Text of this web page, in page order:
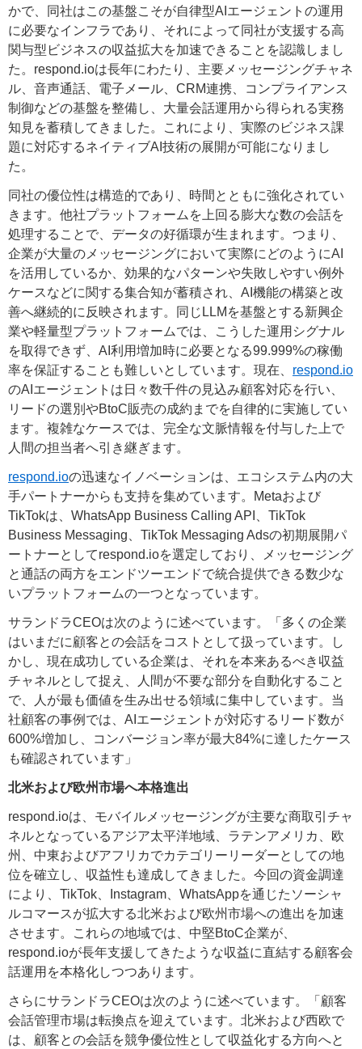
かで、同社はこの基盤こそが自律型AIエージェントの運用
に必要なインフラであり、それによって同社が支援する高
関与型ビジネスの収益拡大を加速できることを認識しまし
た。respond.ioは長年にわたり、主要メッセージングチャネ
ル、音声通話、電子メール、CRM連携、コンプライアンス
制御などの基盤を整備し、大量会話運用から得られる実務
知見を蓄積してきました。これにより、実際のビジネス課
題に対応するネイティブAI技術の展開が可能になりまし
た。
同社の優位性は構造的であり、時間とともに強化されてい
きます。他社プラットフォームを上回る膨大な数の会話を
処理することで、データの好循環が生まれます。つまり、
企業が大量のメッセージングにおいて実際にどのようにAI
を活用しているか、効果的なパターンや失敗しやすい例外
ケースなどに関する集合知が蓄積され、AI機能の構築と改
善へ継続的に反映されます。同じLLMを基盤とする新興企
業や軽量型プラットフォームでは、こうした運用シグナル
を取得できず、AI利用増加時に必要となる99.999%の稼働
率を保証することも難しいとしています。現在、 respond.io
のAIエージェントは日々数千件の見込み顧客対応を行い、
リードの選別やBtoC販売の成約までを自律的に実施してい
ます。複雑なケースでは、完全な文脈情報を付与した上で
人間の担当者へ引き継ぎます。
respond.ioの迅速なイノベーションは、エコシステム内の大
手パートナーからも支持を集めています。Metaおよび
TikTokは、WhatsApp Business Calling API、TikTok
Business Messaging、TikTok Messaging Adsの初期展開パ
ートナーとしてrespond.ioを選定しており、メッセージング
と通話の両方をエンドツーエンドで統合提供できる数少な
いプラットフォームの一つとなっています。
サランドラCEOは次のように述べています。「多くの企業
はいまだに顧客との会話をコストとして扱っています。し
かし、現在成功している企業は、それを本来あるべき収益
チャネルとして捉え、人間が不要な部分を自動化すること
で、人が最も価値を生み出せる領域に集中しています。当
社顧客の事例では、AIエージェントが対応するリード数が
600%増加し、コンバージョン率が最大84%に達したケース
も確認されています」
北米および欧州市場へ本格進出
respond.ioは、モバイルメッセージングが主要な商取引チャ
ネルとなっているアジア太平洋地域、ラテンアメリカ、欧
州、中東およびアフリカでカテゴリーリーダーとしての地
位を確立し、収益性も達成してきました。今回の資金調達
により、TikTok、Instagram、WhatsAppを通じたソーシャ
ルコマースが拡大する北米および欧州市場への進出を加速
させます。これらの地域では、中堅BtoC企業が、
respond.ioが長年支援してきたような収益に直結する顧客会
話運用を本格化しつつあります。
さらにサランドラCEOは次のように述べています。「 顧客
会話管理市場は転換点を迎えています。北米および西欧で
は、顧客との会話を競争優位性として収益化する方向へと